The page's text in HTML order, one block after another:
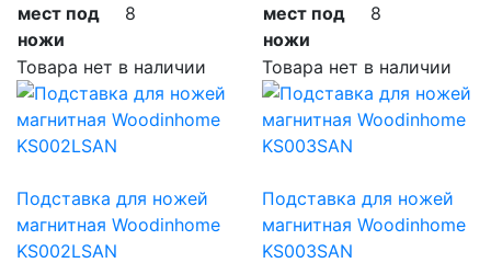
мест под
ножи
8
Товара нет в наличии
мест под
ножи
8
Товара нет в наличии
Подставка для ножей
магнитная Woodinhome
KS002LSAN
Подставка для ножей
магнитная Woodinhome
KS003SAN